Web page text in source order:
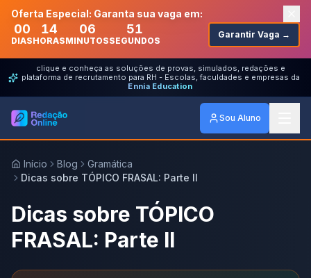
Oferta Especial: Garanta sua vaga em:
00
DIAS
14
HORAS
06
MINUTOS
51
SEGUNDOS
Garantir Vaga →
clique e conheça as soluções de provas, simulados, redações e
plataforma de recrutamento para RH - Escolas, faculdades e empresas da
Ennia Education
Sou Aluno
Início Blog
Gramática
Dicas sobre TÓPICO FRASAL: Parte II
Dicas sobre TÓPICO
FRASAL: Parte II